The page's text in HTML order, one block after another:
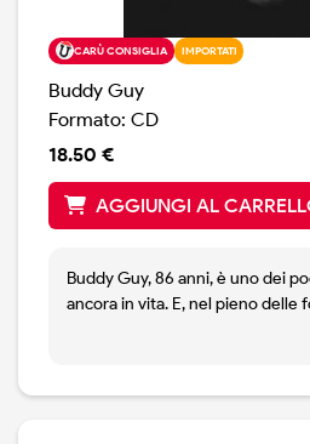
CARÙ CONSIGLIA IMPORTATI
Buddy Guy
Formato: CD
18.50 €
AGGIUNGI AL
Buddy Guy, 86 anni, è uno dei
ancora in vita. E, nel pieno delle
regalarci un nuovo disco, dopo